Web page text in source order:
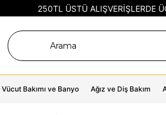
250TL ÜSTÜ ALIŞVERİŞLERDE
Vücut Bakımı ve Banyo Ağız ve Diş Bakım